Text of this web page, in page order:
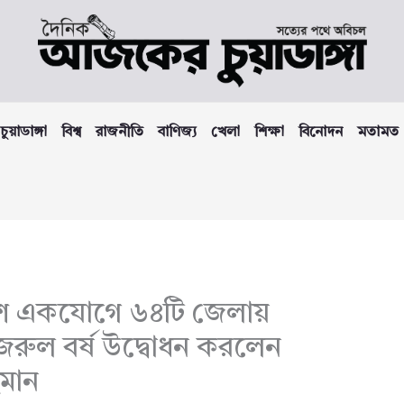
চুয়াডাঙ্গা বিশ্ব রাজনীতি বাণিজ্য খেলা শিক্ষা বিনোদন মতামত
একযোগে ৬৪টি জেলায়
বর্ষ উদ্বোধন করলেন